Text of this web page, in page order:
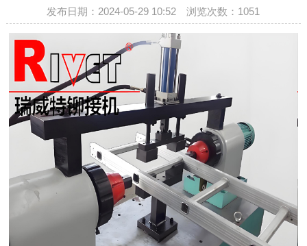
发布日期：2024-05-29 10:52 浏览次数： 1051